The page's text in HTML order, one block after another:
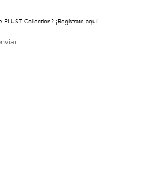
Collection? ¡Regístrate aquí!